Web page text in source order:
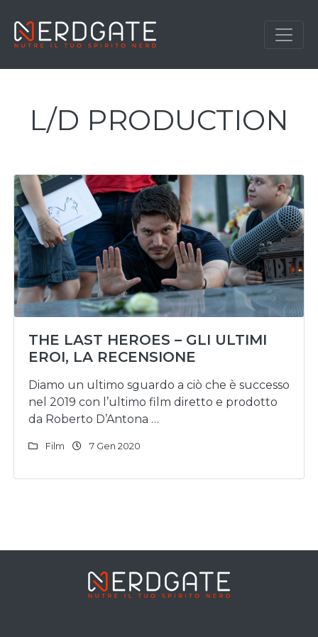
L/D PRODUCTION
THE LAST HEROES – GLI ULTIMI
EROI, LA RECENSIONE
Diamo un ultimo sguardo a ciò che è successo
nel 2019 con l’ultimo film diretto e prodotto
da Roberto D’Antona …
Film 7 Gen 2020